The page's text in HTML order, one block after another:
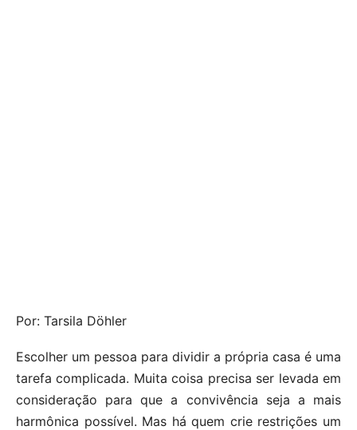
Por: Tarsila Döhler
Escolher um pessoa para dividir a própria casa é uma
tarefa complicada. Muita coisa precisa ser levada em
consideração para que a convivência seja a mais
harmônica possível. Mas há quem crie restrições um